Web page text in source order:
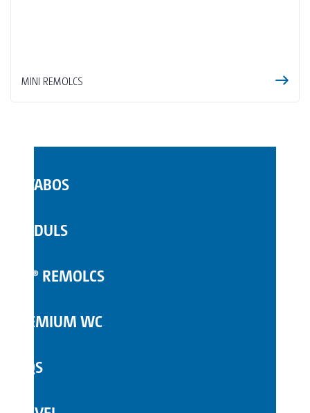
MINI REMOLCS
LAVABOS
MÒDULS
TOI® REMOLCS
PREMIUM WC
FAQS